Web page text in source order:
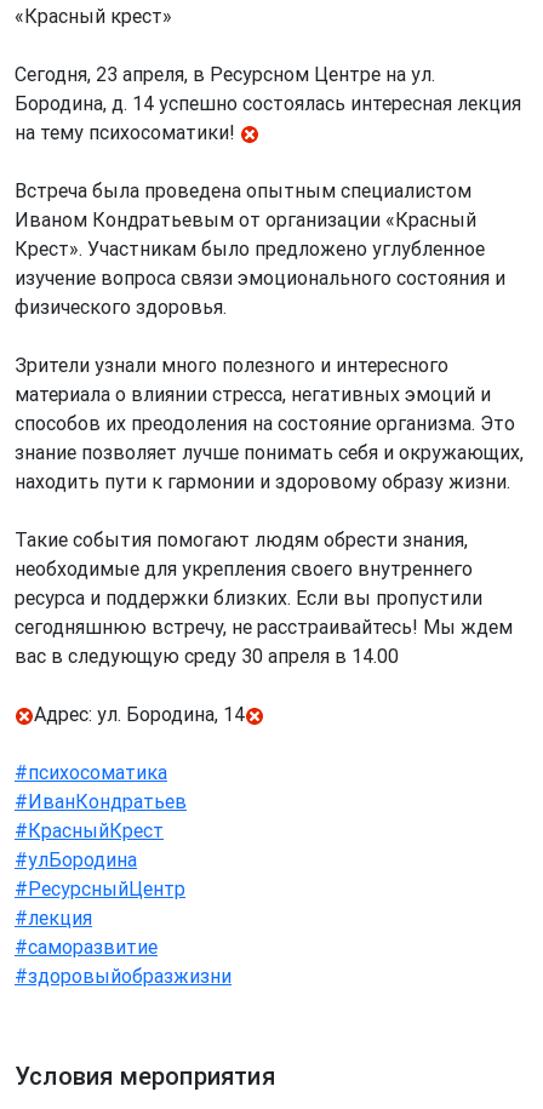
«Красный крест»
Сегодня, 23 апреля, в Ресурсном Центре на ул.
Бородина, д. 14 успешно состоялась интересная лекция
на тему психосоматики!
Встреча была проведена опытным специалистом
Иваном Кондратьевым от организации «Красный
Крест». Участникам было предложено углубленное
изучение вопроса связи эмоционального состояния и
физического здоровья.
Зрители узнали много полезного и интересного
материала о влиянии стресса, негативных эмоций и
способов их преодоления на состояние организма. Это
знание позволяет лучше понимать себя и окружающих,
находить пути к гармонии и здоровому образу жизни.
Такие события помогают людям обрести знания,
необходимые для укрепления своего внутреннего
ресурса и поддержки близких. Если вы пропустили
сегодняшнюю встречу, не расстраивайтесь! Мы ждем
вас в следующую среду 30 апреля в 14.00
Адрес: ул. Бородина, 14
#психосоматика
#ИванКондратьев
#КрасныйКрест
#улБородина
#РесурсныйЦентр
#лекция
#саморазвитие
#здоровыйобразжизни
Условия мероприятия